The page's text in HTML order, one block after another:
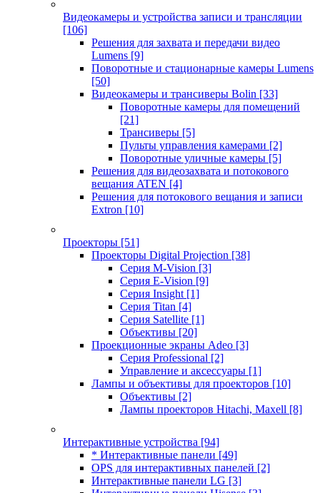
Видеокамеры и устройства записи и трансляции
[106]
Решения для захвата и передачи видео
Lumens [9]
Поворотные и стационарные камеры Lumens
[50]
Видеокамеры и трансиверы Bolin [33]
Поворотные камеры для помещений
[21]
Трансиверы [5]
Пульты управления камерами [2]
Поворотные уличные камеры [5]
Решения для видеозахвата и потокового
вещания ATEN [4]
Решения для потокового вещания и записи
Extron [10]
Проекторы [51]
Проекторы Digital Projection [38]
Серия M-Vision [3]
Серия E-Vision [9]
Серия Insight [1]
Серия Titan [4]
Серия Satellite [1]
Объективы [20]
Проекционные экраны Adeo [3]
Серия Professional [2]
Управление и аксессуары [1]
Лампы и объективы для проекторов [10]
Объективы [2]
Лампы проекторов Hitachi, Maxell [8]
Интерактивные устройства [94]
* Интерактивные панели [49]
OPS для интерактивных панелей [2]
Интерактивные панели LG [3]